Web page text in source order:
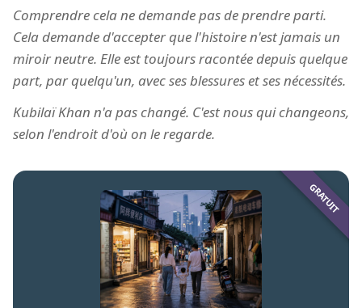
Comprendre cela ne demande pas de prendre parti.
Cela demande d'accepter que l'histoire n'est jamais un
miroir neutre. Elle est toujours racontée depuis quelque
part, par quelqu'un, avec ses blessures et ses nécessités.
Kubilaï Khan n'a pas changé. C'est nous qui changeons,
selon l'endroit d'où on le regarde.